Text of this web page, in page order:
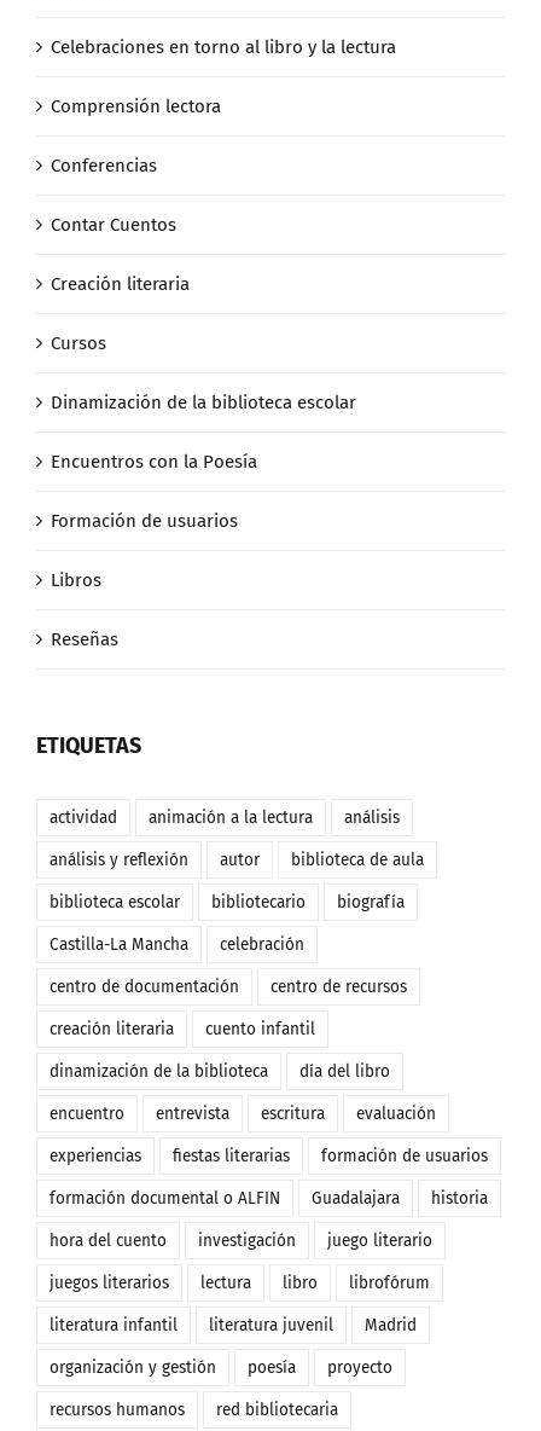
Celebraciones en torno al libro y la lectura
Comprensión lectora
Conferencias
Contar Cuentos
Creación literaria
Cursos
Dinamización de la biblioteca escolar
Encuentros con la Poesía
Formación de usuarios
Libros
Reseñas
ETIQUETAS
actividad animación a la lectura análisis
análisis y reflexión autor biblioteca de aula
biblioteca escolar bibliotecario biografía
Castilla-La Mancha celebración
centro de documentación centro de recursos
creación literaria cuento infantil
dinamización de la biblioteca día del libro
encuentro entrevista escritura evaluación
experiencias fiestas literarias formación de usuarios
formación documental o ALFIN Guadalajara historia
hora del cuento investigación juego literario
juegos literarios lectura libro librofórum
literatura infantil literatura juvenil Madrid
organización y gestión poesía proyecto
recursos humanos red bibliotecaria